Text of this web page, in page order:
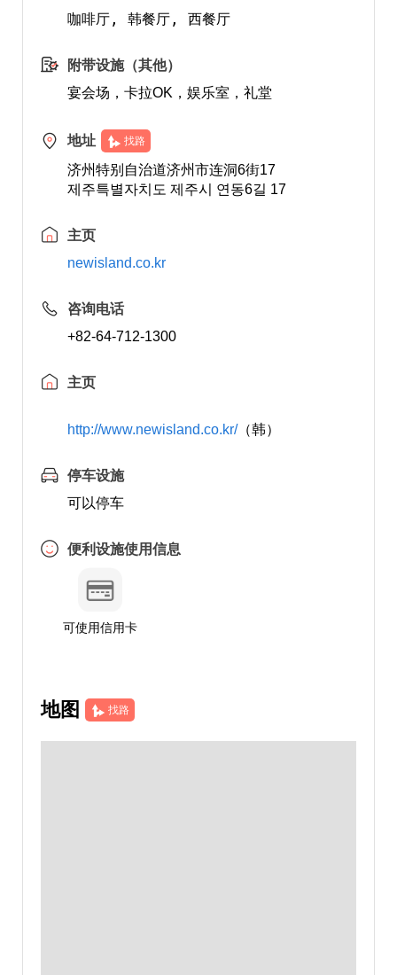
咖啡厅, 韩餐厅, 西餐厅
附带设施（其他）
宴会场，卡拉OK，娱乐室，礼堂
地址 找路
济州特别自治道济州市连洞6街17
제주특별자치도 제주시 연동6길 17
主页
newisland.co.kr
咨询电话
+82-64-712-1300
主页
http://www.newisland.co.kr/（韩）
停车设施
可以停车
便利设施使用信息
可使用信用卡
地图 找路